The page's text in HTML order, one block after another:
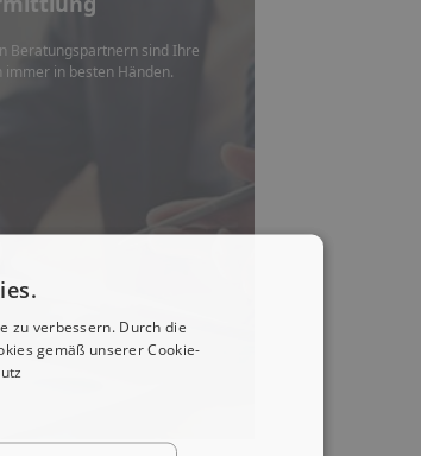
Beratungspartnern sind Ihre
immer in besten Händen.
zu verbessern. Durch die
gemäß unserer Cookie-